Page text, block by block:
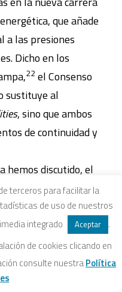
que añade
a las presiones
Dicho en los
22 el Consenso
sustituye al
, sino que ambos
de continuidad y
hemos discutido, el
en la
de conservación
el contexto de
de emisiones de
permiten
estructurales
terceros para facilitar la
de uso de nuestros
integrado
Aceptar
.
de cookies clicando en
consulte nuestraPolítica